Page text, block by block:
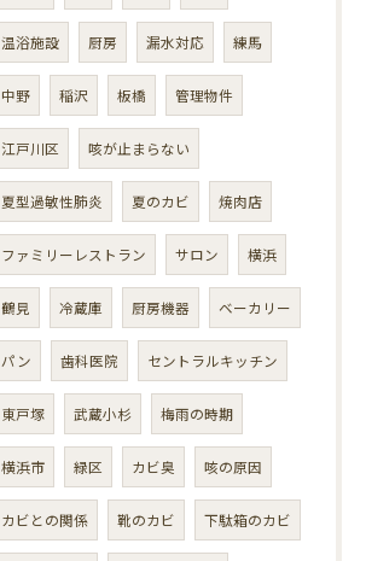
温浴施設 厨房 漏水対応 練馬
中野 稲沢 板橋 管理物件
江戸川区 咳が止まらない
夏型過敏性肺炎 夏のカビ 焼肉店
ファミリーレストラン サロン 横浜
鶴見 冷蔵庫 厨房機器 ベーカリー
パン 歯科医院 セントラルキッチン
東戸塚 武蔵小杉 梅雨の時期
横浜市 緑区 カビ臭 咳の原因
カビとの関係 靴のカビ 下駄箱のカビ